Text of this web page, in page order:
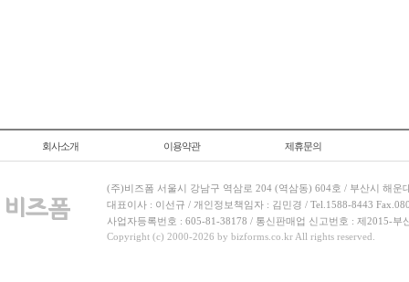
회사소개 이용약관 제휴문의
(주)비즈폼 서울시 강남구 역삼로 204 (역삼동) 604호 / 부산시 해운
대표이사 : 이선규 / 개인정보책임자 : 김민경 / Tel.1588-8443
사업자등록번호 : 605-81-38178 / 통신판매업 신고번호 : 제2015-부
Copyright (c) 2000-2026 by bizforms.co.kr All rights reserved.